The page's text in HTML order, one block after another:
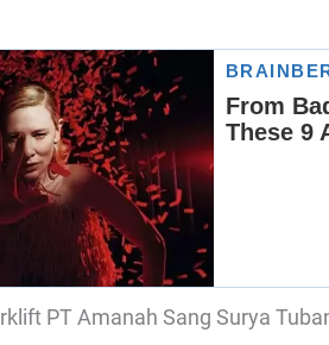
PT Amanah Sang Surya